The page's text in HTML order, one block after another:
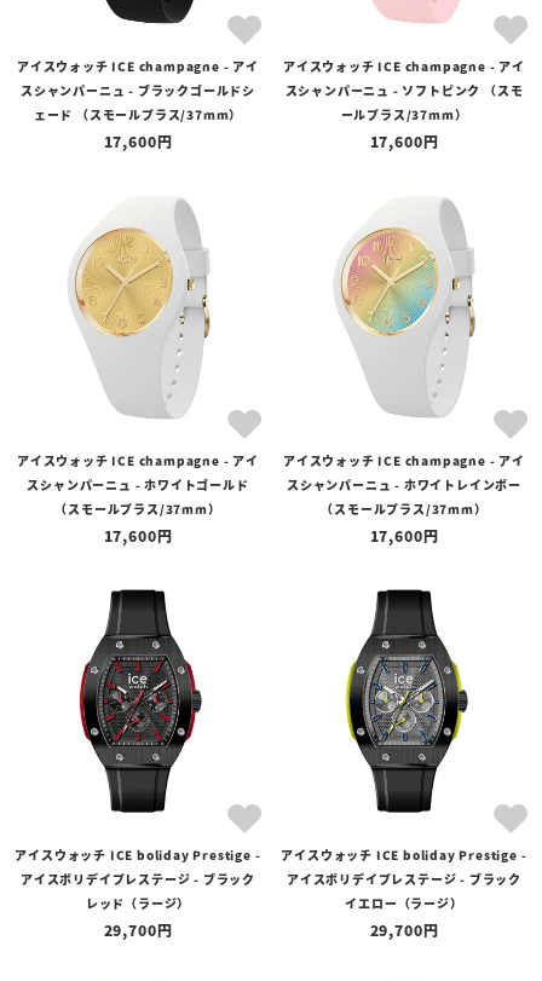
アイスウォッチ ICE champagne - アイ
スシャンパーニュ - ブラックゴールドシ
ェード （スモールプラス/37mm）
17,600
アイスウォッチ ICE champagne - アイ
スシャンパーニュ - ソフトピンク （スモ
ールプラス/37mm）
17,600
アイスウォッチ ICE champagne - アイ
スシャンパーニュ - ホワイトゴールド
（スモールプラス/37mm）
17,600
アイスウォッチ ICE champagne - アイ
スシャンパーニュ - ホワイトレインボー
（スモールプラス/37mm）
17,600
アイスウォッチ ICE boliday Prestige -
アイスボリデイプレステージ - ブラック
レッド（ラージ）
29,700
アイスウォッチ ICE boliday Prestige -
アイスボリデイプレステージ - ブラック
イエロー（ラージ）
29,700